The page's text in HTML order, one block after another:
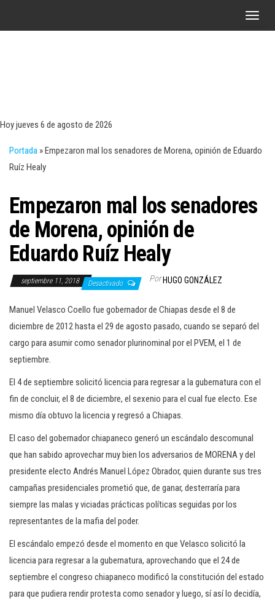
A
l
a
Hoy jueves 6 de agosto de 2026
Portada »Empezaron mal los senadores de Morena, opinión de Eduardo
Ruíz Healy
Empezaron mal los senadores
de Morena, opinión de
Eduardo Ruíz Healy
septiembre 11, 2018 Desactivado Por HUGO GONZÁLEZ
Manuel Velasco Coello fue gobernador de Chiapas desde el 8 de
diciembre de 2012 hasta el 29 de agosto pasado, cuando se separó del
cargo para asumir como senador plurinominal por el PVEM, el 1 de
septiembre.
El 4 de septiembre solicitó licencia para regresar a la gubernatura con el
fin de concluir, el 8 de diciembre, el sexenio para el cual fue electo. Ese
mismo día obtuvo la licencia y regresó a Chiapas.
El caso del gobernador chiapaneco generó un escándalo descomunal
que han sabido aprovechar muy bien los adversarios de MORENA y del
presidente electo Andrés Manuel López Obrador, quien durante sus tres
campañas presidenciales prometió que, de ganar, desterraría para
siempre las malas y viciadas prácticas políticas seguidas por los
representantes de la mafia del poder.
El escándalo empezó desde el momento en que Velasco solicitó la
licencia para regresar a la gubernatura, aprovechando que el 24 de
septiembre el congreso chiapaneco modificó la constitución del estado
para que pudiera rendir protesta como senador y luego, sí así lo decidía,